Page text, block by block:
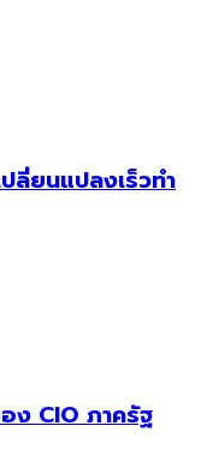
ลี่ยนแปลงเร็วทำ
ง CIO ภาครัฐ